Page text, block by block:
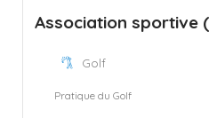
Association sportive
Golf
Pratique du Golf